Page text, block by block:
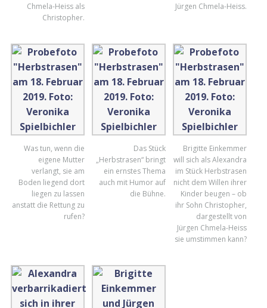
Chmela-Heiss als
Christopher.
Jürgen Chmela-Heiss.
Was tun, wenn die
eigene Mutter
verlangt, sie am
Boden liegend dort
liegen zu lassen
anstatt die Rettung zu
rufen?
Das Stück
„Herbstrasen“ bringt
ein ernstes Thema
auch mit Humor auf
die Bühne.
Brigitte Einkemmer
will sich als Alexandra
im Stück Herbstrasen
nicht dem Willen ihrer
Kinder beugen – ob
ihr Sohn Christopher,
dargestellt von
Jürgen Chmela-Heiss
sie umstimmen kann?